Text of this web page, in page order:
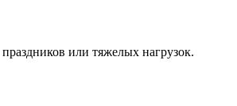
или тяжелых нагрузок.